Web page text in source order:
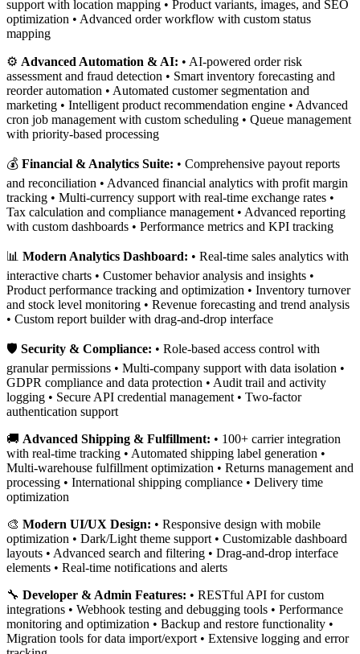
support with location mapping • Product variants, images, and SEO
optimization • Advanced order workflow with custom status
mapping
⚙️ Advanced Automation & AI: • AI-powered order risk
assessment and fraud detection • Smart inventory forecasting and
reorder automation • Automated customer segmentation and
marketing • Intelligent product recommendation engine • Advanced
cron job management with custom scheduling • Queue management
with priority-based processing
💰 Financial & Analytics Suite: • Comprehensive payout reports
and reconciliation • Advanced financial analytics with profit margin
tracking • Multi-currency support with real-time exchange rates •
Tax calculation and compliance management • Advanced reporting
with custom dashboards • Performance metrics and KPI tracking
📊 Modern Analytics Dashboard: • Real-time sales analytics with
interactive charts • Customer behavior analysis and insights •
Product performance tracking and optimization • Inventory turnover
and stock level monitoring • Revenue forecasting and trend analysis
• Custom report builder with drag-and-drop interface
🛡️ Security & Compliance: • Role-based access control with
granular permissions • Multi-company support with data isolation •
GDPR compliance and data protection • Audit trail and activity
logging • Secure API credential management • Two-factor
authentication support
🚚 Advanced Shipping & Fulfillment: • 100+ carrier integration
with real-time tracking • Automated shipping label generation •
Multi-warehouse fulfillment optimization • Returns management and
processing • International shipping compliance • Delivery time
optimization
🎨 Modern UI/UX Design: • Responsive design with mobile
optimization • Dark/Light theme support • Customizable dashboard
layouts • Advanced search and filtering • Drag-and-drop interface
elements • Real-time notifications and alerts
🔧 Developer & Admin Features: • RESTful API for custom
integrations • Webhook testing and debugging tools • Performance
monitoring and optimization • Backup and restore functionality •
Migration tools for data import/export • Extensive logging and error